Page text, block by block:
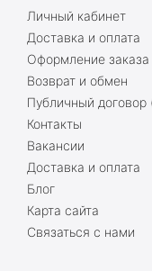
Личный кабинет
Доставка и оплата
Оформление заказа
Возврат и обмен
Публичный договор
Контакты
Вакансии
Доставка и оплата
Блог
Карта сайта
Связаться с нами